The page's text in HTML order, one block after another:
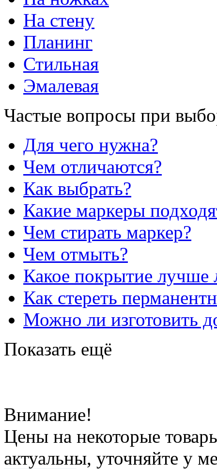
На стену
Планинг
Стильная
Эмалевая
Частые вопросы при
Для чего нужна?
Чем отличаются?
Как выбрать?
Какие маркеры
Чем стирать маркер?
Чем отмыть?
Какое покрытие лучше
Как стереть
Можно ли изготовить
Показать ещё
Внимание!
Цены на некоторые
актуальны, уточняйте у